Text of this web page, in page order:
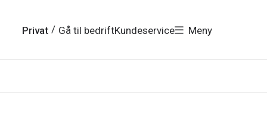
Privat / Gå til bedriftKundeservice Meny